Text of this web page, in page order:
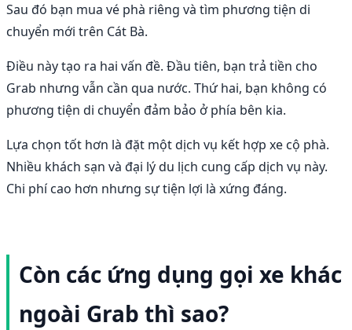
Sau đó bạn mua vé phà riêng và tìm phương tiện di
chuyển mới trên Cát Bà.
Điều này tạo ra hai vấn đề. Đầu tiên, bạn trả tiền cho
Grab nhưng vẫn cần qua nước. Thứ hai, bạn không có
phương tiện di chuyển đảm bảo ở phía bên kia.
Lựa chọn tốt hơn là đặt một dịch vụ kết hợp xe cộ phà.
Nhiều khách sạn và đại lý du lịch cung cấp dịch vụ này.
Chi phí cao hơn nhưng sự tiện lợi là xứng đáng.
Còn các ứng dụng gọi xe khác
ngoài Grab thì sao?